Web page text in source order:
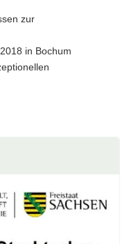
zur
in Bochum